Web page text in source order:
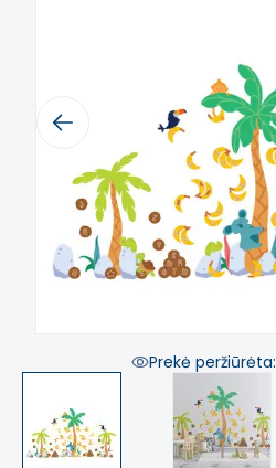
Previous
Prekė peržiūrėta: